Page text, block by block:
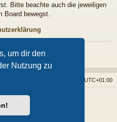
um dir den
Nutzung zu
Bitte beachte auch die jeweiligen
Board bewegst.
UTC+01:00
Software © phpBB Limited
3.3 von MrGaby
phpBB.de